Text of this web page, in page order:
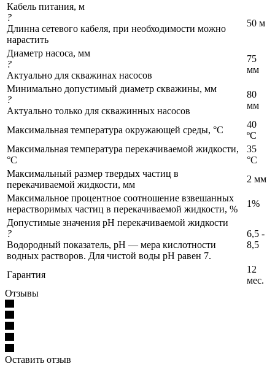
Кабель питания, м
?
Длинна сетевого кабеля, при необходимости можно
нарастить
50 м
Диаметр насоса, мм
?
Актуально для скважинах насосов
75
мм
Минимально допустимый диаметр скважины, мм
?
Актуально только для скважинных насосов
80
мм
Максимальная температура окружающей среды, °C
40
ºС
Максимальная температура перекачиваемой жидкости,
°C
35
°C
Максимальный размер твердых частиц в
перекачиваемой жидкости, мм
2 мм
Максимальное процентное соотношение взвешанных
нерастворимых частиц в перекачиваемой жидкости, %
1%
Допустимые значения pH перекачиваемой жидкости
?
Водородный показатель, pH — мера кислотности
водных растворов. Для чистой воды pH равен 7.
6,5 -
8,5
Гарантия
12
мес.
Отзывы
Оставить отзыв